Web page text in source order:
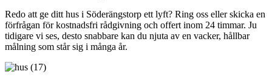
Redo att ge ditt hus i Söderängstorp ett lyft? Ring oss eller skicka en
förfrågan för kostnadsfri rådgivning och offert inom 24 timmar. Ju
tidigare vi ses, desto snabbare kan du njuta av en vacker, hållbar
målning som står sig i många år.